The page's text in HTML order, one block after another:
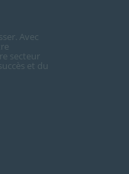
Avec
secteur
et du